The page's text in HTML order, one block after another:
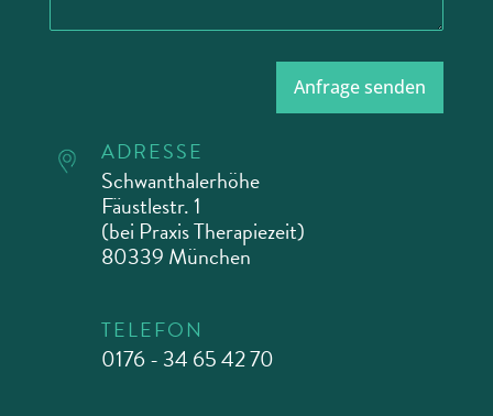
Anfrage senden
ADRESSE
Schwanthalerhöhe
Fäustlestr. 1
(bei Praxis Therapiezeit)
80339 München
TELEFON
0176 - 34 65 42 70